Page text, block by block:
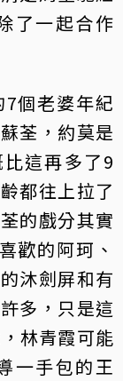
了一起合作
個老婆年紀
荃，約莫是
這再多了9
都往上拉了
的戲分其實
歡的阿珂、
沐劍屏和有
多，只是這
林青霞可能
一手包的王